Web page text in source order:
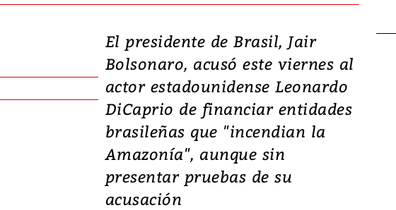
El presidente de Brasil, Jair
Bolsonaro, acusó este viernes al
actor estadounidense Leonardo
DiCaprio de financiar entidades
brasileñas que "incendian la
Amazonía", aunque sin
presentar pruebas de su
acusación
Video, Japón: Terremoto
deja heridos y graves
daños en Kumamoto